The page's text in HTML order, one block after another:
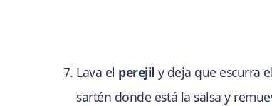
Lava el perejil y deja que escurra
sartén donde está la salsa y